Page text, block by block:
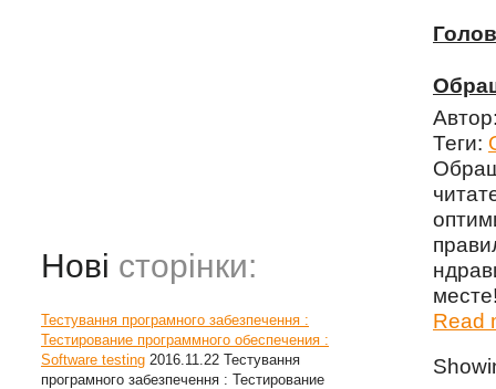
Нові сторінки:
Тестування програмного забезпечення :
Тестирование программного обеспечения :
Software testing 2016.11.22 Тестування
програмного забезпечення : Тестирование
Теги:
Read